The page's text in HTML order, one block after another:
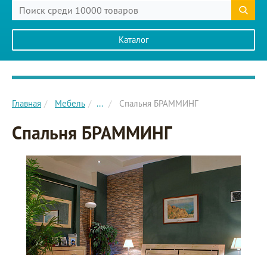
Каталог
Главное меню сайта
Главная Мебель ... Спальня БРАММИНГ
Спальня БРАММИНГ